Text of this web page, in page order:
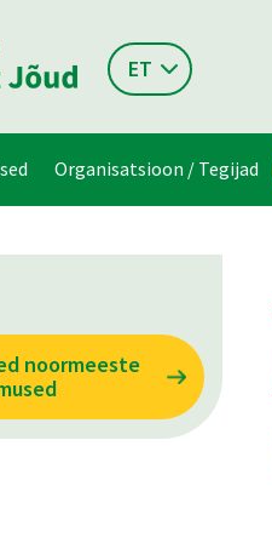
ET
Organisatsioon / Tegijad
noormeeste